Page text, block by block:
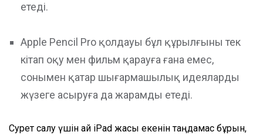
етеді.
Apple Pencil Pro қолдауы бұл құрылғыны тек
кітап оқу мен фильм қарауға ғана емес,
сонымен қатар шығармашылық идеяларды
жүзеге асыруға да жарамды етеді.
Сурет салу үшін қай iPad жақсы екенін таңдамас бұрын,